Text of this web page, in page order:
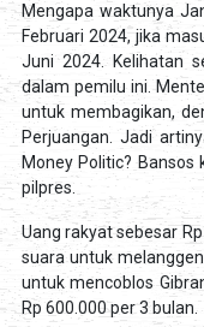
Mengapa waktunya
Februari 2024, jika
Juni 2024. Kelihatan
dalam pemilu ini.
untuk membagikan,
Perjuangan. Jadi
Money Politic?
pilpres.
Uang rakyat sebesar
suara untuk
untuk mencoblos
Rp 600.000 per 3 bulan.